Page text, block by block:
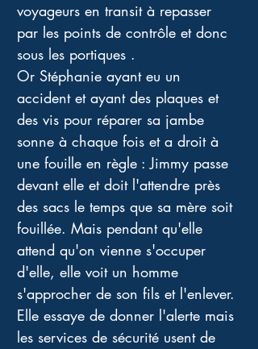
voyageurs en transit à repasser
par les points de contrôle et donc
sous les portiques .
Or Stéphanie ayant eu un
accident et ayant des plaques et
des vis pour réparer sa jambe
sonne à chaque fois et a droit à
une fouille en règle : Jimmy passe
devant elle et doit l'attendre près
des sacs le temps que sa mère soit
fouillée. Mais pendant qu'elle
attend qu'on vienne s'occuper
d'elle, elle voit un homme
s'approcher de son fils et l'enlever.
Elle essaye de donner l'alerte mais
les services de sécurité usent de